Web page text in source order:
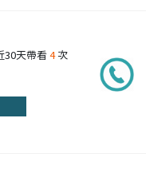
30天帶看4次